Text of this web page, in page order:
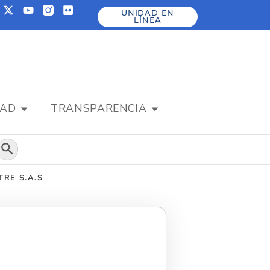
UNIDAD EN
LÍNEA
TRANSPARENCIA
de búsqueda
S.A.S